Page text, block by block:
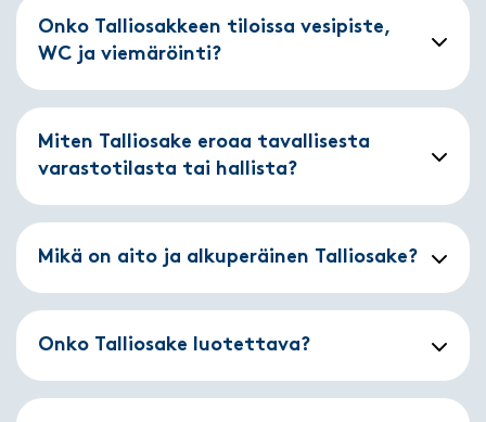
Onko Talliosakkeen tiloissa vesipiste,
WC ja viemäröinti?
Miten Talliosake eroaa tavallisesta
varastotilasta tai hallista?
Mikä on aito ja alkuperäinen Talliosake?
Onko Talliosake luotettava?